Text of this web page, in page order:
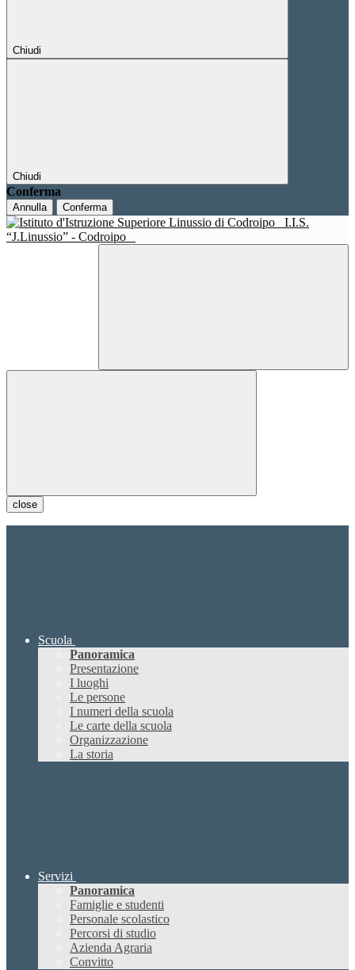
Chiudi
Chiudi
Conferma
Annulla Conferma
I.I.S.
“J.Linussio” - Codroipo
close
Scuola
Panoramica
Presentazione
I luoghi
Le persone
I numeri della scuola
Le carte della scuola
Organizzazione
La storia
Servizi
Panoramica
Famiglie e studenti
Personale scolastico
Percorsi di studio
Azienda Agraria
Convitto